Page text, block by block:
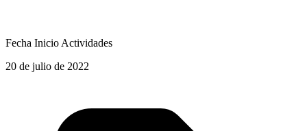
Fecha Inicio Actividades
20 de julio de 2022